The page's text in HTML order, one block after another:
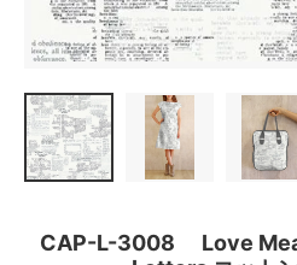
CAP-L-3008 Love